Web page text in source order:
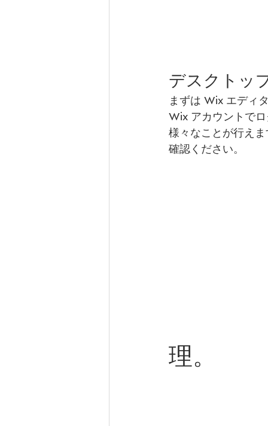
デスクトッ
まずは Wix エディ
Wix アカウントで
様々なことが行え
確認ください。
理。